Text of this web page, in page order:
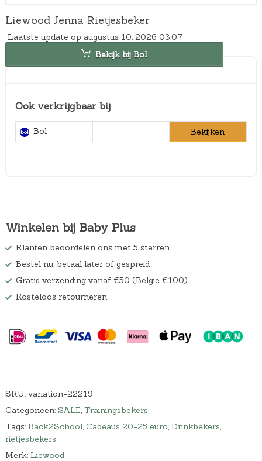
Liewood Jenna Rietjesbeker
Laatste update op augustus 10, 2026 03:07
Bekijk bij Bol
Ook verkrijgbaar bij
Bol Bekijken
Winkelen bij Baby Plus
Klanten beoordelen ons met 5 sterren
Bestel nu, betaal later of gespreid
Gratis verzending vanaf €50 (België €100)
Kosteloos retourneren
SKU: variation-22219
Categorieën: SALE, Trainingsbekers
Tags: Back2School, Cadeaus 20-25 euro, Drinkbekers,
rietjesbekers
Merk: Liewood